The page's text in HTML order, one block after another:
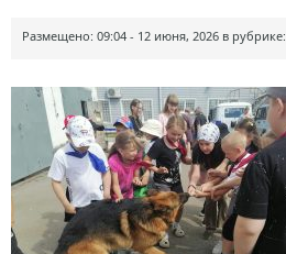
Размещено: 09:04 - 12 июня, 2026 в рубрике: